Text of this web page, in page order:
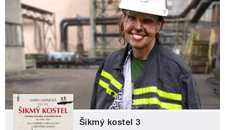
Šikmý kostel 3